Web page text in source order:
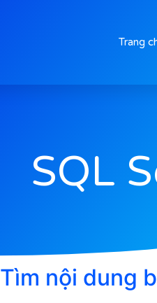
Trang
SQL
Tìm nội dung